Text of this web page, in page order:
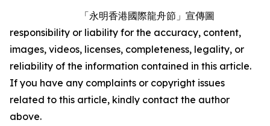
「永明香港國際龍舟節」宣傳圖
responsibility or liability for the accuracy, content,
images, videos, licenses, completeness, legality, or
reliability of the information contained in this article.
If you have any complaints or copyright issues
related to this article, kindly contact the author
above.